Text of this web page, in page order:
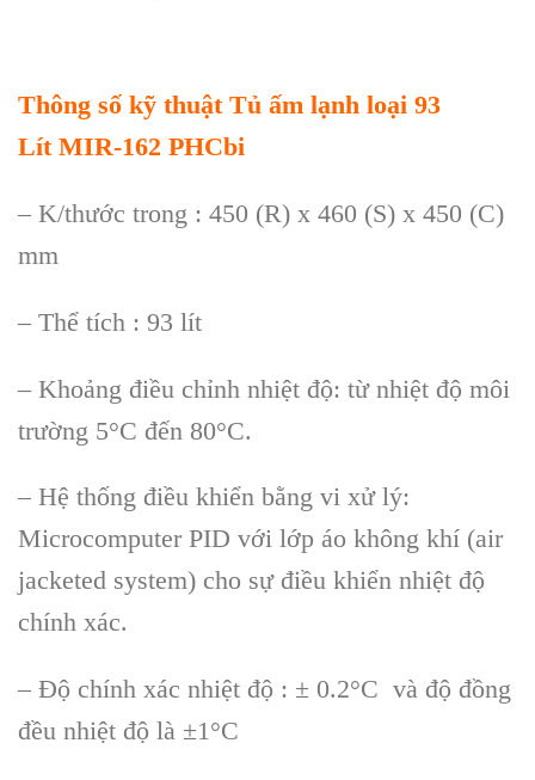
Thông số kỹ thuật Tủ ấm lạnh loại 93
Lít MIR-162 PHCbi
– K/thước trong : 450 (R) x 460 (S) x 450 (C)
mm
– Thể tích : 93 lít
– Khoảng điều chỉnh nhiệt độ: từ nhiệt độ môi
trường 5°C đến 80°C.
– Hệ thống điều khiển bằng vi xử lý:
Microcomputer PID với lớp áo không khí (air
jacketed system) cho sự điều khiển nhiệt độ
chính xác.
– Độ chính xác nhiệt độ : ± 0.2°C và độ đồng
đều nhiệt độ là ±1°C